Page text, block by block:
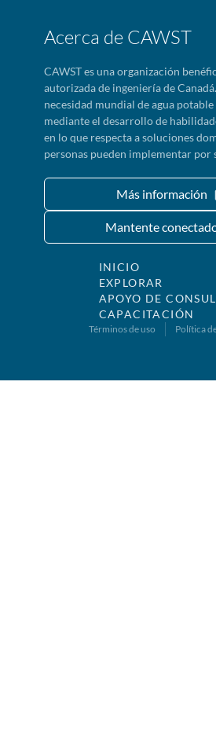
Acerca de CAWST
CAWST es una organización
autorizada de ingeniería de
necesidad mundial de agua
mediante el desarrollo de
en lo que respecta a soluciones
personas pueden implementar por
Más información
Mantente
INICIO
EXPLORAR
APOYO DE
CAPACITACIÓN
Términos de uso Política